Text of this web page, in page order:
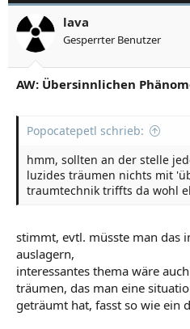
lava
Gesperrter Benutzer
AW: Übersinnlichen
Popocatepetl schrieb:
hmm, sollten an der stelle
luzides träumen nichts mit
traumtechnik triffts da wohl
stimmt, evtl. müsste man das
auslagern,
interessantes thema wäre
träumen, das man eine
geträumt hat, fasst so wie ein